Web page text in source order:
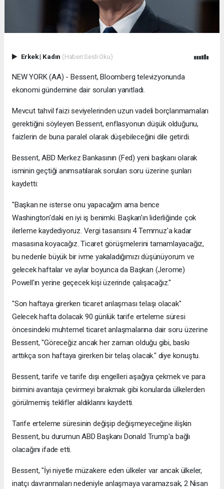
Erkek| Kadın (Haberi Sesli Oku)
NEW YORK (AA) - Bessent, Bloomberg televizyonunda
ekonomi gündemine dair soruları yanıtladı.
Mevcut tahvil faizi seviyelerinden uzun vadeli borçlanmamaları
gerektiğini söyleyen Bessent, enflasyonun düşük olduğunu,
faizlerin de buna paralel olarak düşebileceğini dile getirdi.
Bessent, ABD Merkez Bankasının (Fed) yeni başkanı olarak
isminin geçtiği anımsatılarak sorulan soru üzerine şunları
kaydetti:
"Başkan ne isterse onu yapacağım ama bence
Washington'daki en iyi iş benimki. Başkan'ın liderliğinde çok
ilerleme kaydediyoruz. Vergi tasarısını 4 Temmuz'a kadar
masasına koyacağız. Ticaret görüşmelerini tamamlayacağız,
bu nedenle büyük bir ivme yakaladığımızı düşünüyorum ve
gelecek haftalar ve aylar boyunca da Başkan (Jerome)
Powell'ın yerine geçecek kişi üzerinde çalışacağız."
"Son haftaya girerken ticaret anlaşması telaşı olacak"
Gelecek hafta dolacak 90 günlük tarife erteleme süresi
öncesindeki muhtemel ticaret anlaşmalarına dair soru üzerine
Bessent, "Göreceğiz ancak her zaman olduğu gibi, baskı
arttıkça son haftaya girerken bir telaş olacak." diye konuştu.
Bessent, tarife ve tarife dışı engelleri aşağıya çekmek ve para
birimini avantaja çevirmeyi bırakmak gibi konularda ülkelerden
görülmemiş teklifler aldıklarını kaydetti.
Tarife erteleme süresinin değişip değişmeyeceğine ilişkin
Bessent, bu durumun ABD Başkanı Donald Trump'a bağlı
olacağını ifade etti.
Bessent, "İyi niyetle müzakere eden ülkeler var ancak ülkeler,
inatçı davranmaları nedeniyle anlaşmaya varamazsak, 2 Nisan